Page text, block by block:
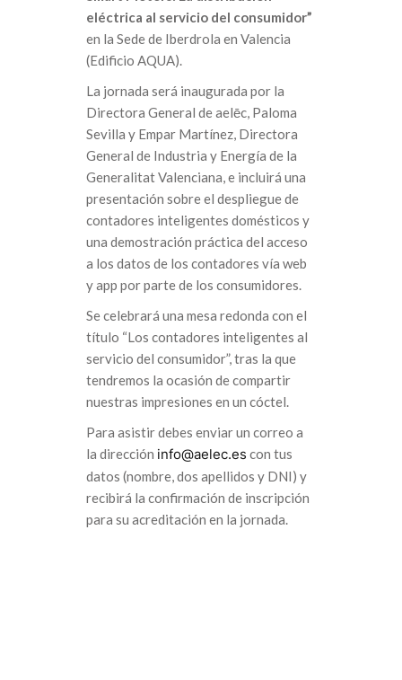
eléctrica al servicio del consumidor”
en la Sede de Iberdrola en Valencia
(Edificio AQUA).
La jornada será inaugurada por la
Directora General de aelēc, Paloma
Sevilla y Empar Martínez, Directora
General de Industria y Energía de la
Generalitat Valenciana, e incluirá una
presentación sobre el despliegue de
contadores inteligentes domésticos y
una demostración práctica del acceso
a los datos de los contadores vía web
y app por parte de los consumidores.
Se celebrará una mesa redonda con el
título “Los contadores inteligentes al
servicio del consumidor”, tras la que
tendremos la ocasión de compartir
nuestras impresiones en un cóctel.
Para asistir debes enviar un correo a
la dirección info@aelec.es con tus
datos (nombre, dos apellidos y DNI) y
recibirá la confirmación de inscripción
para su acreditación en la jornada.